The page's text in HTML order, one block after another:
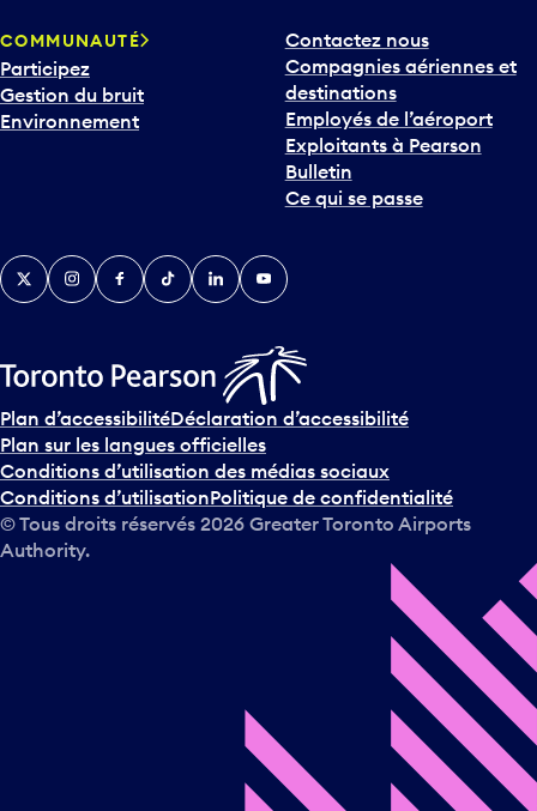
COMMUNAUTÉ
Participez
Gestion du bruit
Environnement
Contactez nous
Compagnies aériennes et
destinations
Employés de l’aéroport
Exploitants à Pearson
Bulletin
Ce qui se passe
TwitterInstagramFacebook
TikTokLinkedInYouTube
Plan d’accessibilitéDéclaration d’accessibilité
Plan sur les langues officielles
Conditions d’utilisation des médias sociaux
Conditions d’utilisationPolitique de confidentialité
© Tous droits réservés 2026 Greater Toronto Airports
Authority.